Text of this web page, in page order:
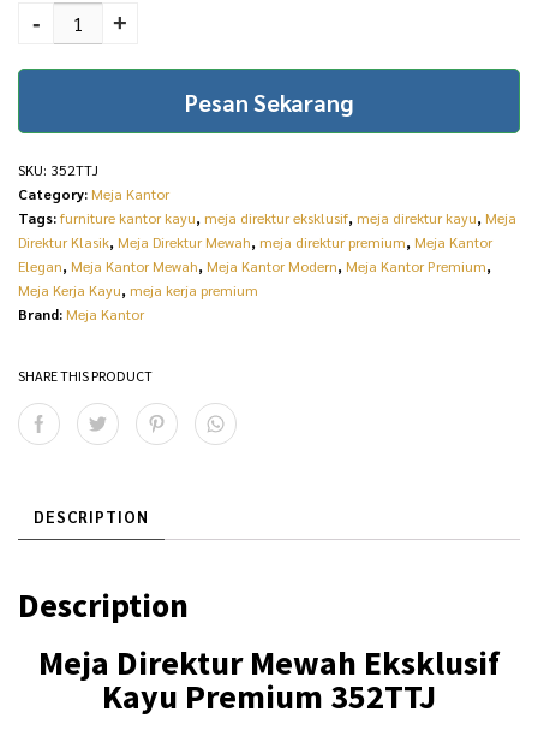
Eksklusif Kayu Premium
352TTJ quantity
- +
Pesan Sekarang
SKU: 352TTJ
Category: Meja Kantor
Tags:furniture kantor kayu, meja direktur eksklusif, meja direktur kayu, Meja
Direktur Klasik, Meja Direktur Mewah, meja direktur premium, Meja Kantor
Elegan, Meja Kantor Mewah, Meja Kantor Modern, Meja Kantor Premium,
Meja Kerja Kayu, meja kerja premium
Brand: Meja Kantor
SHARE THIS PRODUCT
DESCRIPTION
Description
Meja Direktur Mewah Eksklusif
Kayu Premium 352TTJ